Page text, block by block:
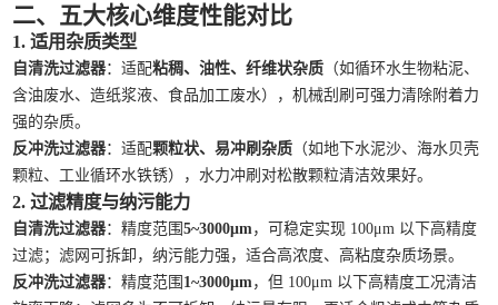
二、五大核心维度性能对比
1. 适用杂质类型
自清洗过滤器：适配粘稠、油性、纤维状杂质 （如循环水生物粘泥、
含油废水、造纸浆液、食品加工废水），机械刮刷可强力清除附着力
强的杂质。
反冲洗过滤器：适配颗粒状、易冲刷杂质 （如地下水泥沙、海水贝壳
颗粒、工业循环水铁锈），水力冲刷对松散颗粒清洁效果好。
2. 过滤精度与纳污能力
自清洗过滤器：精度范围5~3000μm ，可稳定实现 100μm 以下高精度
过滤；滤网可拆卸，纳污能力强，适合高浓度、高粘度杂质场景。
反冲洗过滤器：精度范围 1~3000μm ，但 100μm 以下高精度工况清洁